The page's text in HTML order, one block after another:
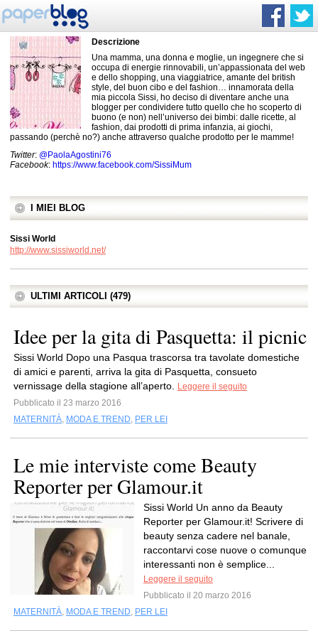
Descrizione
Una mamma, una donna e moglie, un ingegnere che si
occupa di energie rinnovabili, un’appassionata del web
e dello shopping, una viaggiatrice, amante del british
style, del buon cibo e del fashion… innamorata della
mia piccola Sissi, ho deciso di diventare anche una
blogger per condividere tutto quello che ho scoperto di
buono (e non) nell’universo dei bimbi: dalle ricette, al
fashion, dai prodotti di prima infanzia, ai giochi,
passando (perchè no?) anche attraverso qualche prodotto per le mamme!
Twitter: @PaolaAgostini76
Facebook: https://www.facebook.com/SissiMum
I MIEI BLOG
Sissi World
http://www.sissiworld.net/
ULTIMI ARTICOLI (479)
Idee per la gita di Pasquetta: il picnic
Sissi World Dopo una Pasqua trascorsa tra tavolate domestiche
di amici e parenti, arriva la gita di Pasquetta, consueto
vernissage della stagione all’aperto.
Leggere il seguito
Pubblicato il 23 marzo 2016
MATERNITÀ, MODA E TREND, PER LEI
Le mie interviste come Beauty
Reporter per Glamour.it
Sissi World Un anno da Beauty
Reporter per Glamour.it! Scrivere di
beauty senza cadere nel banale,
raccontarvi cose nuove o comunque
interessanti non è semplice...
Leggere il seguito
Pubblicato il 20 marzo 2016
MATERNITÀ, MODA E TREND, PER LEI